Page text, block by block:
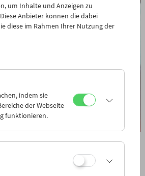
um Inhalte und Anzeigen zu
Anbieter können die dabei
diese im Rahmen Ihrer Nutzung der
indem sie
der Webseite
funktionieren.